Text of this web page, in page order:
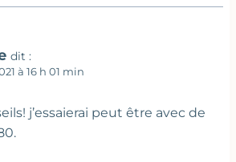
dit :
à 16 h 01 min
j’essaierai peut être avec de